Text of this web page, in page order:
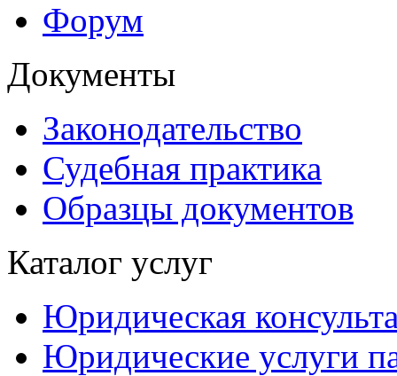
Форум
Документы
Законодательство
Судебная практика
Образцы документов
Каталог услуг
Юридическая
Юридические услуги